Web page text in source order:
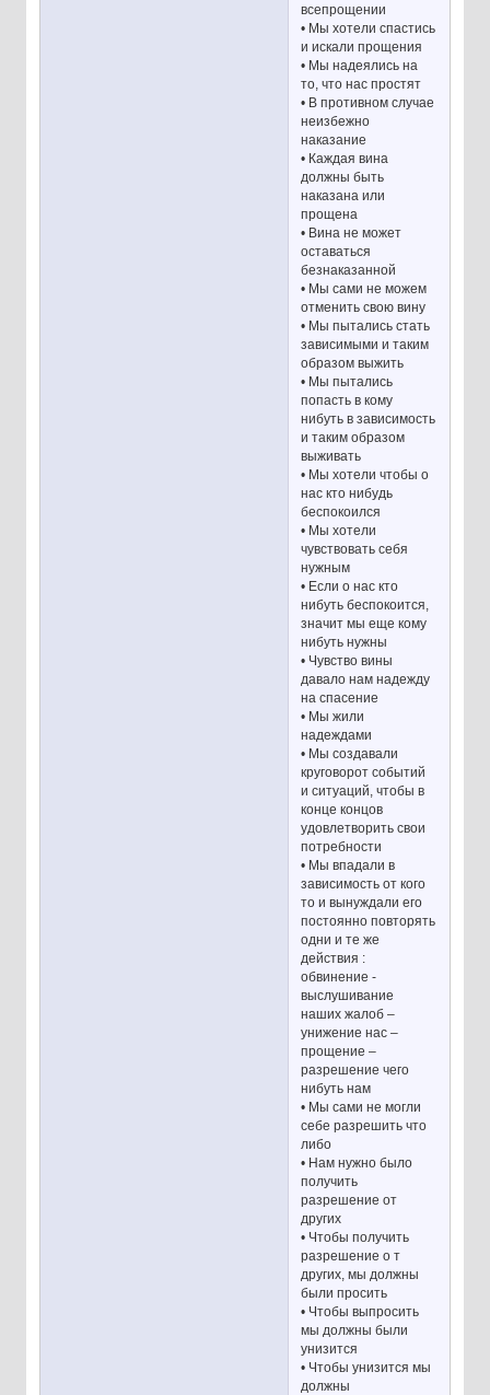
всепрощении
• Мы хотели спастись
и искали прощения
• Мы надеялись на
то, что нас простят
• В противном случае
неизбежно
наказание
• Каждая вина
должны быть
наказана или
прощена
• Вина не может
оставаться
безнаказанной
• Мы сами не можем
отменить свою вину
• Мы пытались стать
зависимыми и таким
образом выжить
• Мы пытались
попасть в кому
нибуть в зависимость
и таким образом
выживать
• Мы хотели чтобы о
нас кто нибудь
беспокоился
• Мы хотели
чувствовать себя
нужным
• Если о нас кто
нибуть беспокоится,
значит мы еще кому
нибуть нужны
• Чувство вины
давало нам надежду
на спасение
• Мы жили
надеждами
• Мы создавали
круговорот событий
и ситуаций, чтобы в
конце концов
удовлетворить свои
потребности
• Мы впадали в
зависимость от кого
то и вынуждали его
постоянно повторять
одни и те же
действия :
обвинение -
выслушивание
наших жалоб –
унижение нас –
прощение –
разрешение чего
нибуть нам
• Мы сами не могли
себе разрешить что
либо
• Нам нужно было
получить
разрешение от
других
• Чтобы получить
разрешение о т
других, мы должны
были просить
• Чтобы выпросить
мы должны были
унизится
• Чтобы унизится мы
должны